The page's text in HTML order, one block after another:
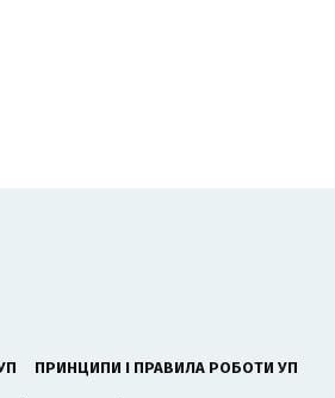
ПРИНЦИПИ І ПРАВИЛА РОБОТИ УП